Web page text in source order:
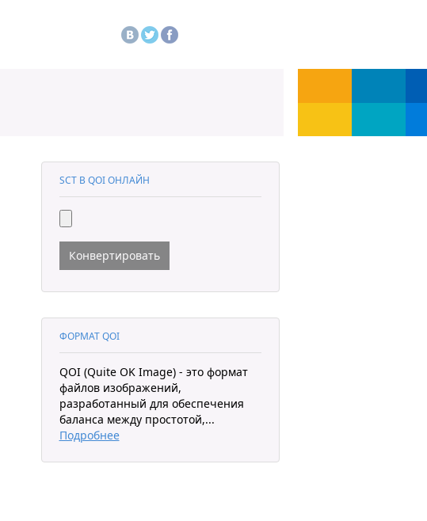
SCT В QOI ОНЛАЙН
Конвертировать
ФОРМАТ QOI
QOI (Quite OK Image) - это формат
файлов изображений,
разработанный для обеспечения
баланса между простотой,...
Подробнее